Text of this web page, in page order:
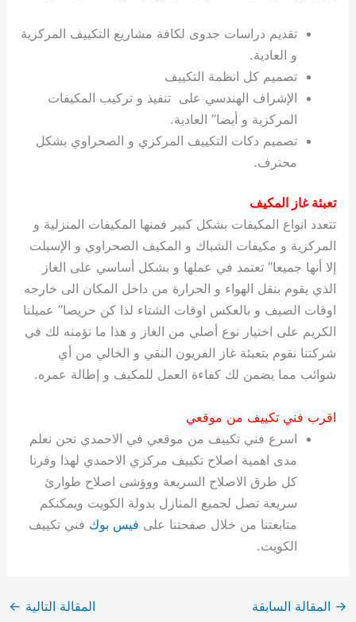
تقديم دراسات جدوى لكافة مشاريع التكييف المركزية
و العادية.
تصميم كل انظمة التكييف
الإشراف الهندسي على تنفيذ و تركيب المكيفات
المركزية و أيضا” العادية.
تصميم دكات التكييف المركزي و الصحراوي بشكل
محترف.
تعبئة غاز المكيف
تتعدد انواع المكيفات بشكل كبير فمنها المكيفات المنزلية و
المركزية و مكيفات الشباك و المكيف الصحراوي و الإسبلت
إلا أنها جميعا” تعتمد في عملها و بشكل أساسي على الغاز
الذي يقوم بنقل الهواء و الحرارة من داخل المكان الى خارجه
اوقات الصيف و بالعكس اوقات الشتاء لذا كن حريصا” عميلنا
الكريم على اختيار نوع أصلي من الغاز و هذا ما نؤمنه لك في
شركتنا نقوم بتعبئة غاز الفريون النقي و الخالي من أي
شوائب مما يضمن لك كفاءة العمل للمكيف و إطالة عمره.
اقرب فني تكييف من موقعي
اسرع فني تكييف من موقعي في الاحمدي نحن نعلم
مدى اهمية اصلاح تكييف مركزي الاحمدي لهذا وفرنا
كل طرق الاصلاح السريعة ووؤشى اصلاح طوارئ
سريعة تصل لجميع المنازل بدولة الكويت ويمكنكم
متابعتنا من خلال صفحتنا على فيس بوك فني تكييف
الكويت.
→ المقالة السابقة المقالة التالية ←